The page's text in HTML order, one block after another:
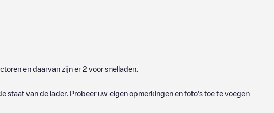
en daarvan zijn er2 voor snelladen.
staat van de lader. Probeer uw eigen opmerkingen en foto's toe te voegen